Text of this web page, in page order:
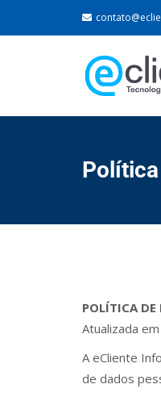
POLÍTICA DE
Atualizada
A eCliente
de dados